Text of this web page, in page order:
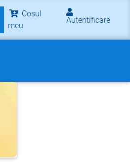
Cosul
meu
Autentificare